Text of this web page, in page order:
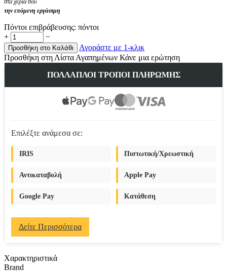
την επόμενη εργάσιμη
Πόντοι επιβράβευσης: πόντοι
+
−
Προσθήκη στο Καλάθι
Αγοράστε με 1-κλικ
Προσθήκη στη Λίστα Αγαπημένων Κάνε μια ερώτηση
ΠΟΛΛΑΠΛΟΊ ΤΡΌΠΟΙ ΠΛΗΡΩΜΉΣ
Επιλέξτε ανάμεσα σε:
IRIS Πιστωτική/Χρεωστική
Αντικαταβολή Apple Pay
Google Pay Κατάθεση
Δείτε Περισσότερα
Χαρακτηριστικά
Brand